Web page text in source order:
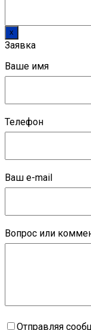
x
Заявка
Ваше имя
Телефон
Ваш e-mail
Вопрос или
Отправляя